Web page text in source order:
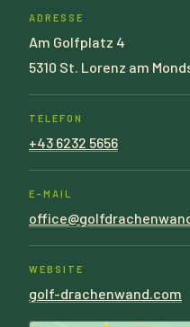
ADRESSE
Am Golfplatz 4
5310 St. Lorenz am
TELEFON
+43 6232 5656
E-MAIL
WEBSITE
golf-drachenwand.com